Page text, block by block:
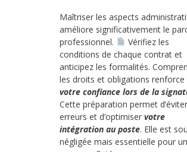
Maîtriser les aspects
améliore significativement le
professionnel.
Vérifiez les
conditions de chaque contrat et
anticipez les formalités.
les droits et obligations renforce
votre confiance lors de la
Cette préparation permet
erreurs et d’optimiser votre
intégration au poste. Elle est
négligée mais essentielle pour un